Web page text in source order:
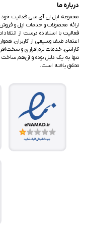
درباره ما
مجموعه اپل اِن آی سی فعالیت
ارائه محصولات و خدمات اپل و
فعالیت با استفاده درست از
اعتماد طیف وسیعی از کاربران،
گارانتی، خدمات نرم‌افزاری و
تنها به یک دلیل بوده و آن‌هم ساخت
تحقق یافته است.